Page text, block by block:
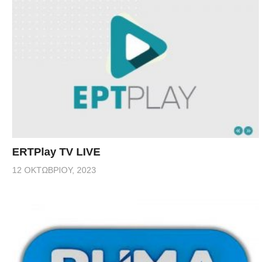
ERTPlay TV LIVE
12 ΟΚΤΩΒΡΊΟΥ, 2023